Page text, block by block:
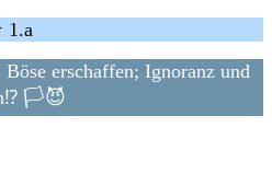
1.a
erschaffen; Ignoranz und
🏳😈